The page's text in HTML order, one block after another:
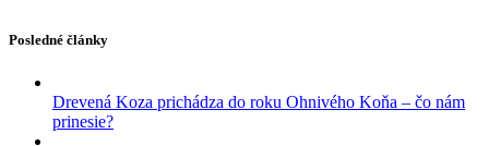
Posledné články
Drevená Koza prichádza do roku Ohnivého Koňa – čo nám
prinesie?